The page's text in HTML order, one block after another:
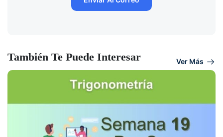
También Te Puede Interesar Ver Más